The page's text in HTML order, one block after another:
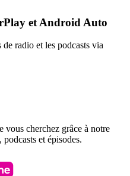
et Android Auto
de radio et les podcasts via
vous cherchez grâce à notre
et épisodes.